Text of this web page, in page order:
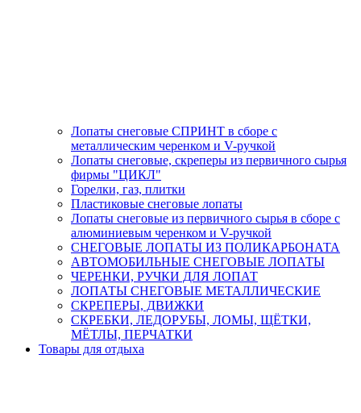
Лопаты снеговые СПРИНТ в сборе с
металлическим черенком и V-ручкой
Лопаты снеговые, скреперы из первичного сырья
фирмы "ЦИКЛ"
Горелки, газ, плитки
Пластиковые снеговые лопаты
Лопаты снеговые из первичного сырья в сборе с
алюминиевым черенком и V-ручкой
СНЕГОВЫЕ ЛОПАТЫ ИЗ ПОЛИКАРБОНАТА
АВТОМОБИЛЬНЫЕ СНЕГОВЫЕ ЛОПАТЫ
ЧЕРЕНКИ, РУЧКИ ДЛЯ ЛОПАТ
ЛОПАТЫ СНЕГОВЫЕ МЕТАЛЛИЧЕСКИЕ
СКРЕПЕРЫ, ДВИЖКИ
СКРЕБКИ, ЛЕДОРУБЫ, ЛОМЫ, ЩЁТКИ,
МЁТЛЫ, ПЕРЧАТКИ
Товары для отдыха